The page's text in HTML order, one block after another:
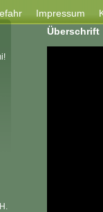
Impressum
Überschrift